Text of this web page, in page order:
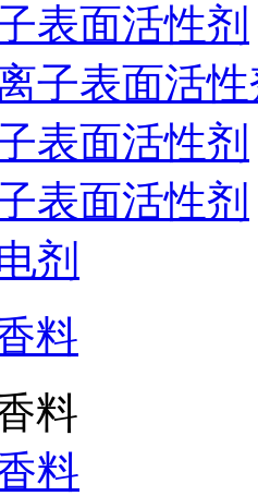
表面活性剂
子表面活
表面活性剂
表面活性剂
剂
料
料
料